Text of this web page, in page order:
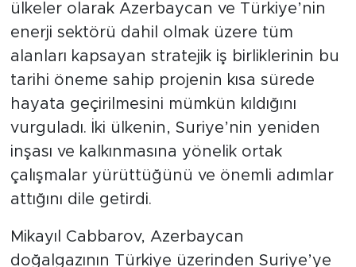
ülkeler olarak Azerbaycan ve Türkiye’nin
enerji sektörü dahil olmak üzere tüm
alanları kapsayan stratejik iş birliklerinin bu
tarihi öneme sahip projenin kısa sürede
hayata geçirilmesini mümkün kıldığını
vurguladı. İki ülkenin, Suriye’nin yeniden
inşası ve kalkınmasına yönelik ortak
çalışmalar yürüttüğünü ve önemli adımlar
attığını dile getirdi.
Mikayıl Cabbarov, Azerbaycan
doğalgazının Türkiye üzerinden Suriye’ye